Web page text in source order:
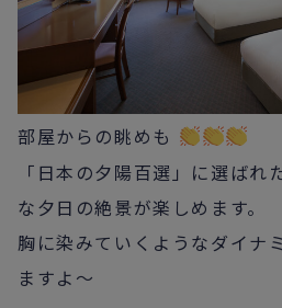
部屋からの眺めも
「日本の夕陽百選」に選ばれ
な夕日の絶景が楽しめます。
胸に染みていくようなダイナ
ますよ～